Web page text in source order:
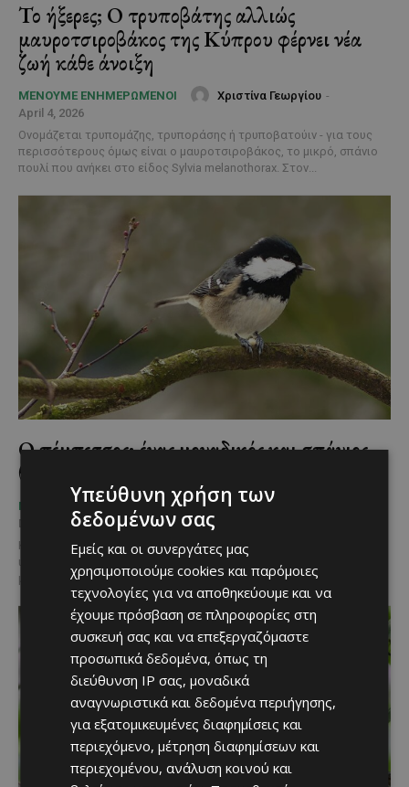
Το ήξερες; Ο τρυποβάτης αλλιώς
μαυροτσιροβάκος της Κύπρου φέρνει νέα
ζωή κάθε άνοιξη
ΜΈΝΟΥΜΕ ΕΝΗΜΕΡΩΜΈΝΟΙ Χριστίνα Γεωργίου -
April 4, 2026
Ονομάζεται τρυπομάζης, τρυποράσης ή τρυποβατούιν - για τους
περισσότερους όμως είναι ο μαυροτσιροβάκος, το μικρό, σπάνιο
πουλί που ανήκει στο είδος Sylvia melanothorax. Στον...
Ο πέμπετσος: ένας μοναδικός και σπάνιος
θησαυρός της κυπριακής πανίδας
ΜΈΝΟΥΜΕ ΕΝΗΜΕΡΩΜΈΝΟΙ Χριστίνα Γεωργίου
December 23, 2025
Κανείς δεν μπορεί να αμφισβητήσει ότι η πανίδα της Κύπρου είναι
ιδιαίτερα αξιόλογη και ποικιλόμορφη, παρά το σχετικά μικρό
μέγεθος του νησιού. Από μικρή...
Υπεύθυνη χρήση των
δεδομένων σας
Εμείς και οι συνεργάτες μας
χρησιμοποιούμε cookies και παρόμοιες
τεχνολογίες για να αποθηκεύουμε και να
έχουμε πρόσβαση σε πληροφορίες στη
συσκευή σας και να επεξεργαζόμαστε
προσωπικά δεδομένα, όπως τη
διεύθυνση IP σας, μοναδικά
αναγνωριστικά και δεδομένα περιήγησης,
για εξατομικευμένες διαφημίσεις και
περιεχόμενο, μέτρηση διαφημίσεων και
περιεχομένου, ανάλυση κοινού και